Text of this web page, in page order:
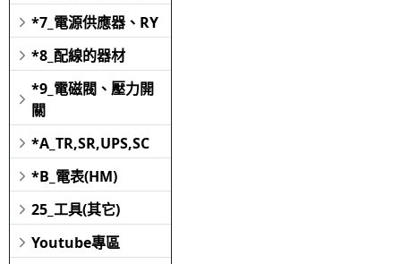
*7_電源供應器、RY
*8_配線的器材
*9_電磁閥、壓力開
關
*A_TR,SR,UPS,SC
*B_電表(HM)
25_工具(其它)
Youtube專區